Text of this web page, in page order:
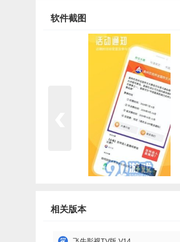
软件截图
相关版本